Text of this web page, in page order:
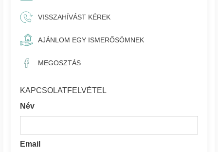
VISSZAHÍVÁST KÉREK
AJÁNLOM EGY ISMERŐSÖMNEK
MEGOSZTÁS
KAPCSOLATFELVÉTEL
Név
Email